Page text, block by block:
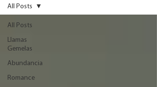
All Posts
Llamas
Gemelas
Abundancia
Romance
All Posts